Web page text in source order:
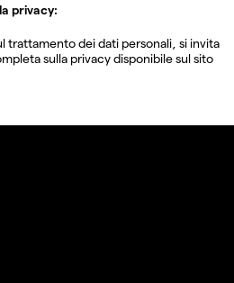
privacy:
trattamento dei dati personali, si invita
sulla privacy disponibile sul sito